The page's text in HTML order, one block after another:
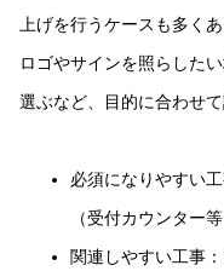
上げを行うケースも多くあ
ロゴやサインを照らした
選ぶなど、目的に合わせ
必須になりやすい
（受付カウンター等
関連しやすい工事